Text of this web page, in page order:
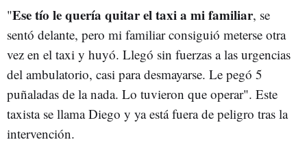
"Ese tío le quería quitar el taxi a mi familiar, se
sentó delante, pero mi familiar consiguió meterse otra
vez en el taxi y huyó. Llegó sin fuerzas a las urgencias
del ambulatorio, casi para desmayarse. Le pegó 5
puñaladas de la nada. Lo tuvieron que operar". Este
taxista se llama Diego y ya está fuera de peligro tras la
intervención.